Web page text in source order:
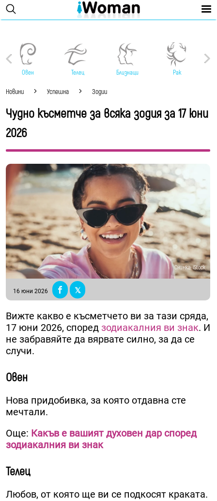
Овен Телец Близнаци Рак
Новини Успешна Зодии
Чудно късметче за всяка зодия за 17 юни
2026
Снимка: iStock
16 юни 2026
Вижте какво е късметчето ви за тази сряда,
17 юни 2026, според зодиакалния ви знак. И
не забравяйте да вярвате силно, за да се
случи.
Овен
Нова придобивка, за която отдавна сте
мечтали.
Още: Какъв е вашият духовен дар според
зодиакалния ви знак
Телец
Любов, от която ще ви се подкосят краката.